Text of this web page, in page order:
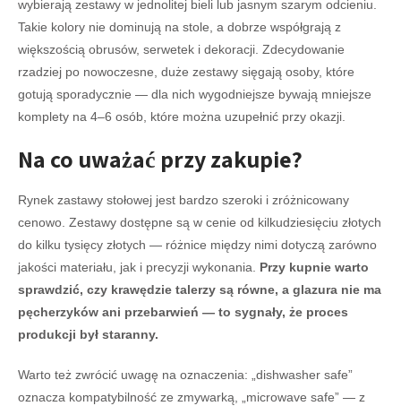
wybierają zestawy w jednolitej bieli lub jasnym szarym odcieniu.
Takie kolory nie dominują na stole, a dobrze współgrają z
większością obrusów, serwetek i dekoracji. Zdecydowanie
rzadziej po nowoczesne, duże zestawy sięgają osoby, które
gotują sporadycznie — dla nich wygodniejsze bywają mniejsze
komplety na 4–6 osób, które można uzupełnić przy okazji.
Na co uważać przy zakupie?
Rynek zastawy stołowej jest bardzo szeroki i zróżnicowany
cenowo. Zestawy dostępne są w cenie od kilkudziesięciu złotych
do kilku tysięcy złotych — różnice między nimi dotyczą zarówno
jakości materiału, jak i precyzji wykonania. Przy kupnie warto
sprawdzić, czy krawędzie talerzy są równe, a glazura nie ma
pęcherzyków ani przebarwień — to sygnały, że proces
produkcji był staranny.
Warto też zwrócić uwagę na oznaczenia: „dishwasher safe”
oznacza kompatybilność ze zmywarką, „microwave safe” — z